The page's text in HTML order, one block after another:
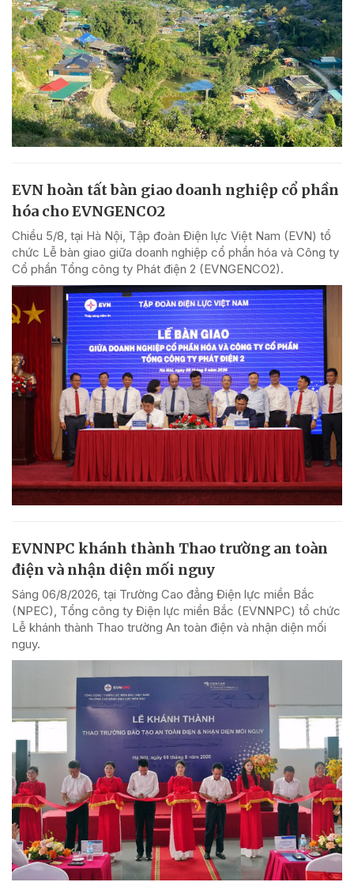
EVN hoàn tất bàn giao doanh nghiệp cổ phần
hóa cho EVNGENCO2
Chiều 5/8, tại Hà Nội, Tập đoàn Điện lực Việt Nam (EVN) tổ
chức Lễ bàn giao giữa doanh nghiệp cổ phần hóa và Công ty
Cổ phần Tổng công ty Phát điện 2 (EVNGENCO2).
EVNNPC khánh thành Thao trường an toàn
điện và nhận diện mối nguy
Sáng 06/8/2026, tại Trường Cao đẳng Điện lực miền Bắc
(NPEC), Tổng công ty Điện lực miền Bắc (EVNNPC) tổ chức
Lễ khánh thành Thao trường An toàn điện và nhận diện mối
nguy.